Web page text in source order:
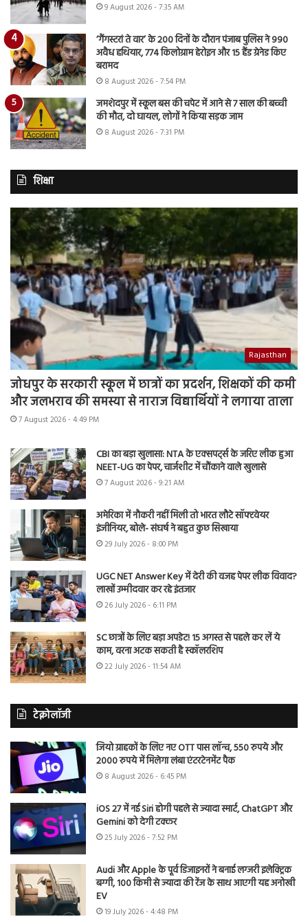
9 August 2026 - 7:35 AM
‘गैंगस्टरां ते वार’ के 200 दिनों के दौरान पंजाब पुलिस ने 990
अवैध हथियार, 774 किलोग्राम हेरोइन और 15 हैंड ग्रेनेड किए
बरामद
8 August 2026 - 7:54 PM
जमशेदपुर में स्कूल बस की चपेट में आने से 7 साल की बच्ची
की मौत, दो घायल, लोगों ने किया सड़क जाम
8 August 2026 - 7:31 PM
शिक्षा
Rajasthan
जोधपुर के सरकारी स्कूल में छात्रों का प्रदर्शन, शिक्षकों की कमी
और जलभराव की समस्या से नाराज विद्यार्थियों ने लगाया ताला
7 August 2026 - 4:49 PM
CBI का बड़ा खुलासा: NTA के एक्सपर्ट्स के जरिए लीक हुआ
NEET-UG का पेपर, चार्जशीट में चौंकाने वाले खुलासे
7 August 2026 - 9:21 AM
अमेरिका में नौकरी नहीं मिली तो भारत लौटे सॉफ्टवेयर
इंजीनियर, बोले- संघर्ष ने बहुत कुछ सिखाया
29 July 2026 - 8:00 PM
UGC NET Answer Key में देरी की वजह पेपर लीक विवाद?
लाखों उम्मीदवार कर रहे इंतजार
26 July 2026 - 6:11 PM
SC छात्रों के लिए बड़ा अपडेट! 15 अगस्त से पहले कर लें ये
काम, वरना अटक सकती है स्कॉलरशिप
22 July 2026 - 11:54 AM
टेक्नोलॉजी
जियो ग्राहकों के लिए नए OTT पास लॉन्च, 550 रुपये और
2000 रुपये में मिलेगा लंबा एंटरटेनमेंट पैक
8 August 2026 - 6:45 PM
iOS 27 में नई Siri होगी पहले से ज्यादा स्मार्ट, ChatGPT और
Gemini को देगी टक्कर
25 July 2026 - 7:52 PM
Audi और Apple के पूर्व डिजाइनरों ने बनाई लग्जरी इलेक्ट्रिक
बग्गी, 100 किमी से ज्यादा की रेंज के साथ आएगी यह अनोखी
EV
19 July 2026 - 4:48 PM